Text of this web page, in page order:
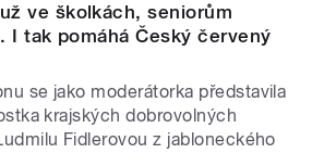
ve školkách, seniorům
I tak pomáhá Český červený
se jako moderátorka představila
krajských dobrovolných
Fidlerovou z jabloneckého